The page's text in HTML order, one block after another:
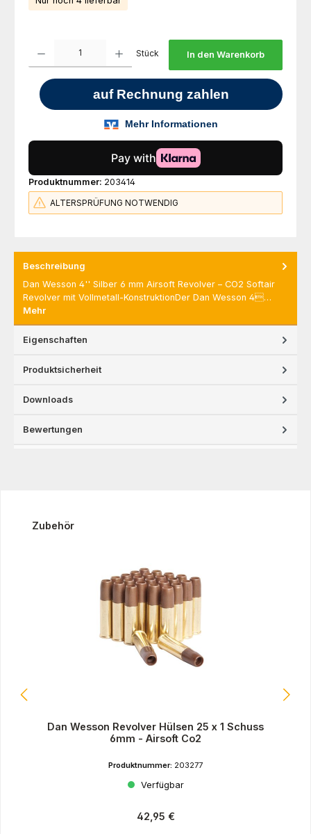
Stück In den Warenkorb
Produktnummer: 203414
ALTERSPRÜFUNG NOTWENDIG
Beschreibung
Dan Wesson 4'' Silber 6 mm Airsoft Revolver – CO2 Softair
Revolver mit Vollmetall-KonstruktionDer Dan Wesson 4…
Mehr
Eigenschaften
Produktsicherheit
Downloads
Bewertungen
Produktgalerie überspringen
Zubehör
Dan Wesson Revolver Hülsen 25 x 1 Schuss
6mm - Airsoft Co2
Produktnummer: 203277
Verfügbar
Regulärer Preis:
42,95 €